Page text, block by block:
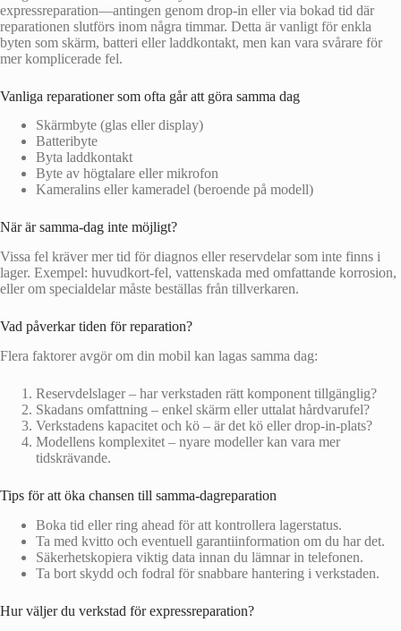
expressreparation—antingen genom drop‑in eller via bokad tid där
reparationen slutförs inom några timmar. Detta är vanligt för enkla
byten som skärm, batteri eller laddkontakt, men kan vara svårare för
mer komplicerade fel.
Vanliga reparationer som ofta går att göra samma dag
Skärmbyte (glas eller display)
Batteribyte
Byta laddkontakt
Byte av högtalare eller mikrofon
Kameralins eller kameradel (beroende på modell)
När är samma‑dag inte möjligt?
Vissa fel kräver mer tid för diagnos eller reservdelar som inte finns i
lager. Exempel: huvudkort‑fel, vattenskada med omfattande korrosion,
eller om specialdelar måste beställas från tillverkaren.
Vad påverkar tiden för reparation?
Flera faktorer avgör om din mobil kan lagas samma dag:
Reservdelslager – har verkstaden rätt komponent tillgänglig?
Skadans omfattning – enkel skärm eller uttalat hårdvarufel?
Verkstadens kapacitet och kö – är det kö eller drop‑in‑plats?
Modellens komplexitet – nyare modeller kan vara mer
tidskrävande.
Tips för att öka chansen till samma‑dagreparation
Boka tid eller ring ahead för att kontrollera lagerstatus.
Ta med kvitto och eventuell garantiinformation om du har det.
Säkerhetskopiera viktig data innan du lämnar in telefonen.
Ta bort skydd och fodral för snabbare hantering i verkstaden.
Hur väljer du verkstad för expressreparation?